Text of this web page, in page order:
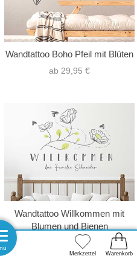
Wandtattoo Boho Pfeil mit Blüten
ab 29,95 €
Wandtattoo Willkommen mit
Blumen und Bienen
ab 28,95 €
Warenkorb
Merkzettel